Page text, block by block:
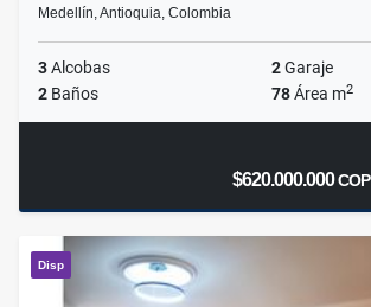
Medellín, Antioquia, Colombia
3Alcobas 2Garaje
2 Baños 78Área m2
$620.000.000COP
Disp